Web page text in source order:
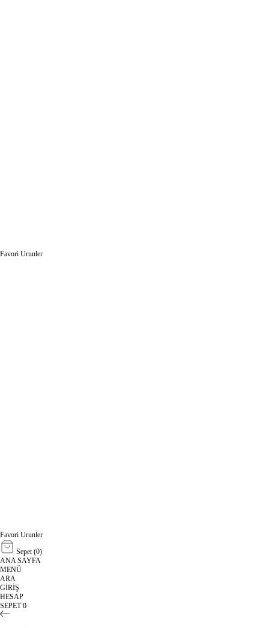
Favori Urunler
Favori Urunler
Sepet (0)
ANA SAYFA
MENÜ
ARA
GİRİŞ
HESAP
SEPET0